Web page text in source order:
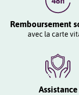
Remboursement
avec la carte
Assistance